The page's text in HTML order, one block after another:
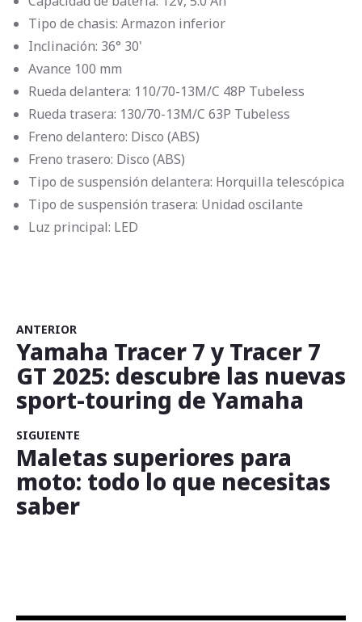
Tipo de chasis: Armazon inferior
Inclinación: 36° 30'
Avance 100 mm
Rueda delantera: 110/70-13M/C 48P Tubeless
Rueda trasera: 130/70-13M/C 63P Tubeless
Freno delantero: Disco (ABS)
Freno trasero: Disco (ABS)
Tipo de suspensión delantera: Horquilla telescópica
Tipo de suspensión trasera: Unidad oscilante
Luz principal: LED
ANTERIOR
Yamaha Tracer 7 y Tracer 7
GT 2025: descubre las nuevas
sport-touring de Yamaha
SIGUIENTE
Maletas superiores para
moto: todo lo que necesitas
saber